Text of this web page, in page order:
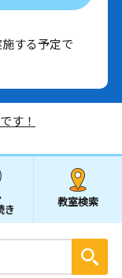
する予定で
す！
き
教室検索